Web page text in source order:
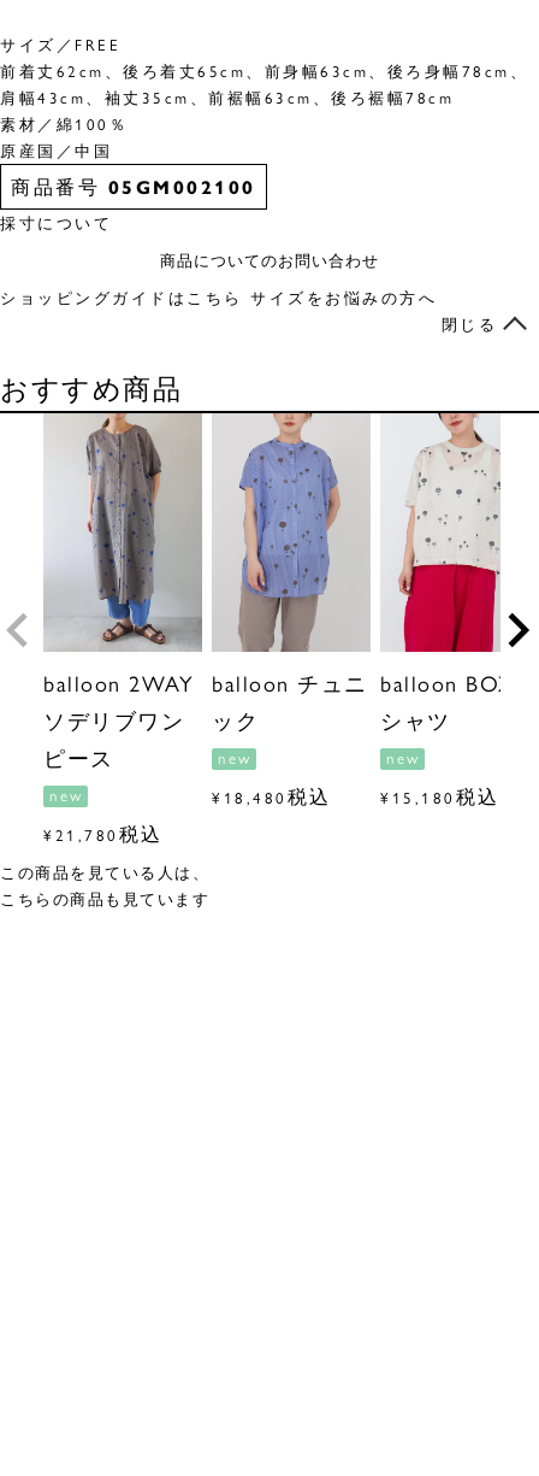
サイズ／FREE
前着丈62cm、後ろ着丈65cm、前身幅63cm、後ろ身幅78cm、
肩幅43cm、袖丈35cm、前裾幅63cm、後ろ裾幅78cm
素材／綿100％
原産国／中国
商品番号 05GM002100
採寸について
商品についてのお問い合わせ
ショッピングガイドはこちら サイズをお悩みの方へ
閉じる
おすすめ商品
balloon 2WAY
ソデリブワン
ピース
new
¥21,780 税込
balloon チュニ
ック
new
¥ 18,480 税込
balloon BOX T
シャツ
new
¥ 15,180 税込
この商品を見ている人は、
こちらの商品も見ています